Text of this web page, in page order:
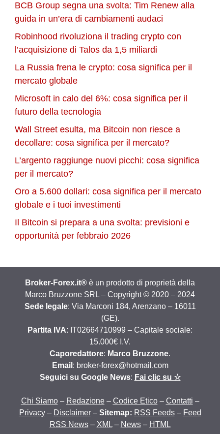
BCB Group segna una svolta: Tim Renew alla
guida in un’era di cambiamenti audaci
Robinhood rivoluziona il trading crypto con
l’acquisizione di Talos da 1,5 miliardi
La Russia frena le crypto: cosa significa per il
mercato globale
Microsoft in calo del 6%: cosa significa per il
futuro della tecnologia
Wall Street esulta, ma Bitcoin non riesce a
decollare: cosa significa per il mercato?
L’argento raggiunge nuovi picchi: cosa significa
per il mercato?
Oro a 5.600 dollari: cosa significa per il mercato
globale e i tuoi investimenti
Il Bitcoin si prepara a una svolta: previsioni e
opportunità per febbraio 2026
Broker-Forex.it® è un prodotto di proprietà della
Marco Bruzzone SRL – Copyright © 2020 – 2024
Sede legale: Via Marconi 184, Arenzano – 16011
(GE).
Partita IVA: IT02664710999 – Capitale sociale:
15.000€ I.V.
Caporedattore: Marco Bruzzone.
Email : broker-forex@hotmail.com
Seguici su Google News: Fai clic su ☆
Chi Siamo– Redazione– Codice Etico– Contatti –
Privacy– Disclaimer– Sitemap: RSS Feeds– Feed
RSS News– XML– News– HTML